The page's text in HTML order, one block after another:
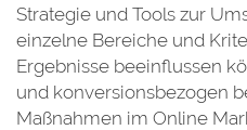
Strategie und Tools zur
einzelne Bereiche und
Ergebnisse beeinflussen
und konversionsbezogen
Maßnahmen im Online